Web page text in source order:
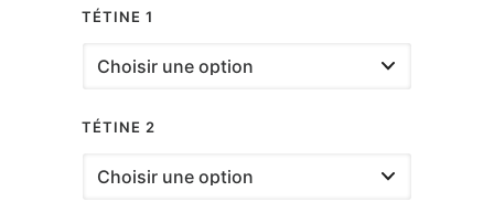
TÉTINE 1
TÉTINE 2